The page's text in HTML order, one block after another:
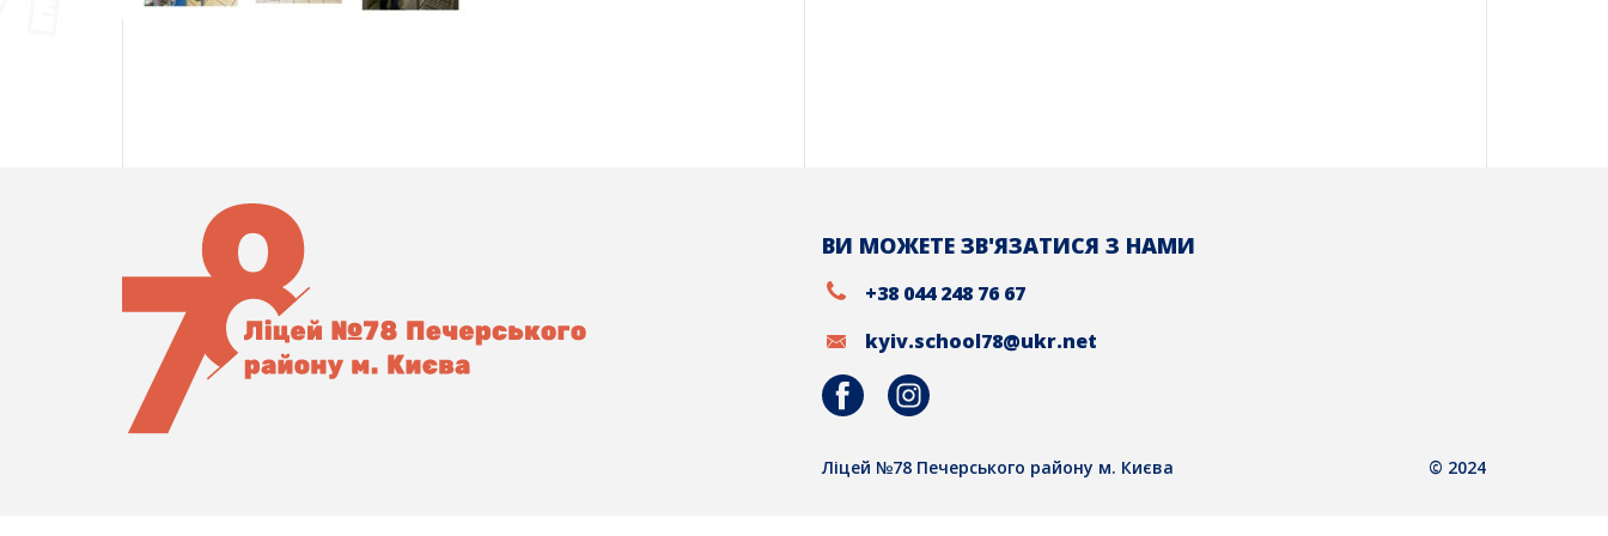
ВИ МОЖЕТЕ ЗВ'ЯЗАТИСЯ З НАМИ
+38 044 248 76 67
kyiv.school78@ukr.net
Ліцей №78 Печерського району м. Києва © 2024